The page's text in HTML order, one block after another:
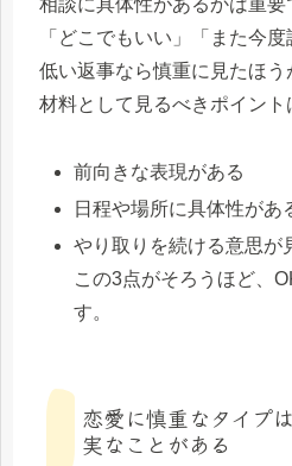
相談に具体性があるかは重要
「どこでもいい」「また今
低い返事なら慎重に見たほ
材料として見るべきポイント
前向きな表現がある
日程や場所に具体性があ
やり取りを続ける意思が
この3点がそろうほど、
す。
恋愛に慎重なタイプ
実なことがある